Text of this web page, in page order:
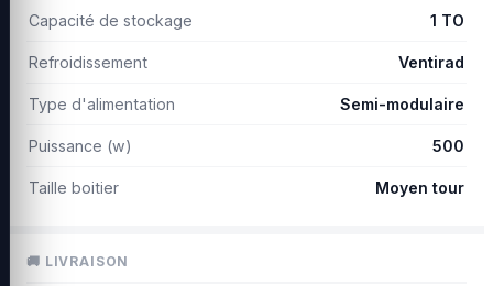
Capacité de stockage 1 TO
Refroidissement Ventirad
Type d'alimentation Semi-modulaire
Puissance (w) 500
Taille boitier Moyen tour
🚚 LIVRAISON